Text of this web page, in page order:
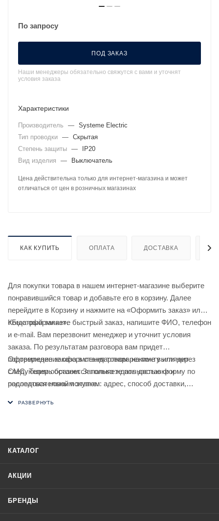
По запросу
ПОД ЗАКАЗ
Наши менеджеры обязательно свяжутся с вами и уточнят
условия заказа
Характеристики
Производитель — Systeme Electric
Тип проводки — Скрытая
Степень защиты —
IP20
Вид изделия
— Выключатель
Цена действительна только для интернет-магазина и может
отличаться от цен в розничных магазинах
КАК КУПИТЬ ОПЛАТА ДОСТАВКА
Для покупки товара в нашем интернет-магазине выберите
понравившийся товар и добавьте его в корзину. Далее
перейдите в Корзину и нажмите на «Оформить заказ» или
«Быстрый заказ».
Когда оформляете быстрый заказ, напишите ФИО, телефон
и e-mail. Вам перезвонит менеджер и уточнит условия
заказа. По результатам разговора вам придет
подтверждение оформления товара на почту или через
СМС. Теперь останется только ждать доставки и
радоваться новой покупке.
Оформление заказа в стандартном режиме выглядит
следующим образом. Заполняете полностью форму по
последовательным этапам: адрес, способ доставки,
КАТАЛОГ
АКЦИИ
БРЕНДЫ